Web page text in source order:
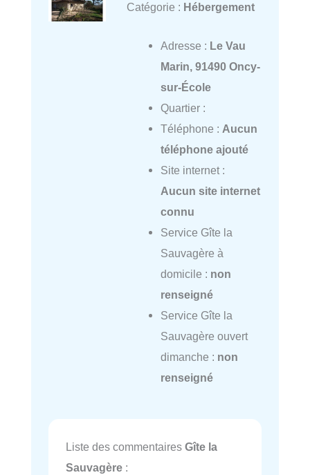
Catégorie : Hébergement
Adresse : Le Vau
Marin, 91490 Oncy-
sur-École
Quartier :
Téléphone : Aucun
téléphone ajouté
Site internet :
Aucun site internet
connu
Service Gîte la
Sauvagère à
domicile : non
renseigné
Service Gîte la
Sauvagère ouvert
dimanche : non
renseigné
Liste des commentaires Gîte la
Sauvagère :